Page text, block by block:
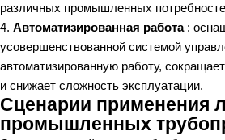
различных промышленных
4. Автоматизированная работа:
усовершенствованной системой
автоматизированную работу,
и снижает сложность эксплуатации.
Сценарии применения
промышленных